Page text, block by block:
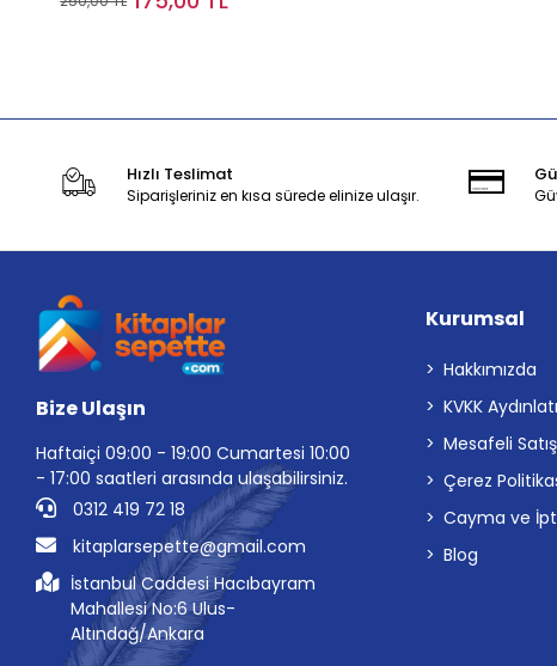
Hızlı Teslimat
Siparişleriniz en kısa sürede elinize ulaşır.
Bize Ulaşın
Haftaiçi 09:00 - 19:00 Cumartesi 10:00
- 17:00 saatleri arasında ulaşabilirsiniz.
0312 419 72 18
kitaplarsepette@gmail.com
İstanbul Caddesi Hacıbayram
Mahallesi No:6 Ulus-
Altındağ/Ankara
Kurumsal
Hakkımızda
KVKK
Mesafeli
Çerez
Cayma ve
Blog